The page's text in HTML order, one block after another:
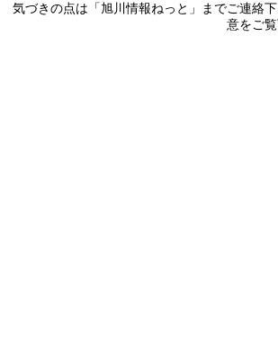
気づきの点は「旭川情報ねっと」までご連絡
意をご覧